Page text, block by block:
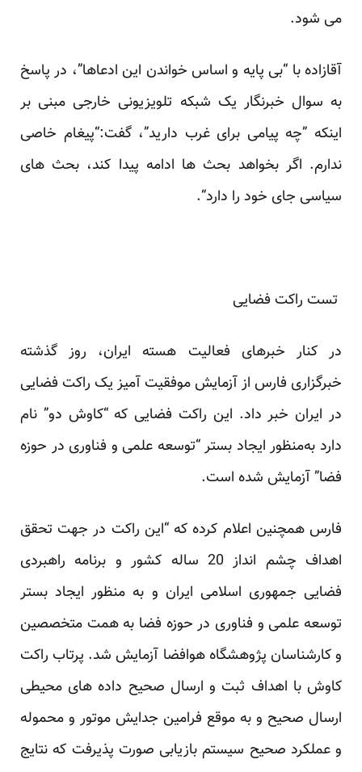
می ‏شود‎.‎
آقازاده با “بی پایه و اساس خواندن این ادعاها”، در پاسخ
به سوال خبرنگار یک شبکه تلویزیونی خارجی مبنی بر
اینکه ‏‏”چه پیامی برای غرب دارید”، گفت:“پیغام خاصی
ندارم. اگر بخواهد بحث ها ادامه پیدا کند، بحث های
سیاسی جای ‏خود را دارد‎.“‎
در کنار خبرهای فعالیت هسته ایران، روز گذشته
خبرگزاری فارس از آزمایش موفقیت آمیز یک راکت فضایی
در ‏ایران خبر داد. این راکت فضایی که “کاوش دو” نام
دارد به‌منظور ایجاد بستر “توسعه علمی و فناوری در حوزه
فضا” ‏آزمایش شده است‎.‎
فارس همچنین اعلام کرده که “این راکت در جهت تحقق
اهداف چشم انداز 20 ساله کشور و برنامه راهبردی
فضایی ‏جمهوری اسلامی ایران و به منظور ایجاد بستر
توسعه علمی و فناوری در حوزه فضا به همت متخصصین
و ‏کارشناسان پژوهشگاه هوافضا آزمایش شد‎.‎‏ پرتاب راکت
کاوش با اهداف ثبت و ارسال صحیح داده های محیطی
ارسال ‏صحیح و به موقع فرامین جدایش موتور و محموله
و عملکرد صحیح سیستم بازیابی صورت پذیرفت که نتایج